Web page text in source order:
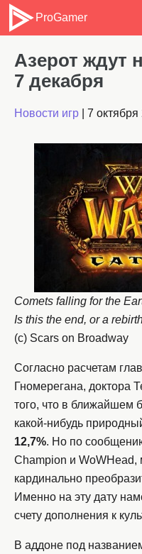
ProGamer
Азерот ждут
7 декабря
Новости игр 7 октября
Comets falling for the
Is this the end, or a
(c) Scars on Broadway
Согласно расчетам
Гномерегана, доктора
того, что в ближайшем
какой-нибудь
12,7%. Но по
Champion и WoWHead,
кардинально
Именно на эту дату
счету дополнения к
В аддоне под